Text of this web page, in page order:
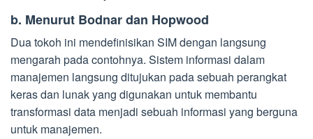
b. Menurut Bodnar dan Hopwood
Dua tokoh ini mendefinisikan SIM dengan langsung
mengarah pada contohnya. Sistem informasi dalam
manajemen langsung ditujukan pada sebuah perangkat
keras dan lunak yang digunakan untuk membantu
transformasi data menjadi sebuah informasi yang berguna
untuk manajemen.